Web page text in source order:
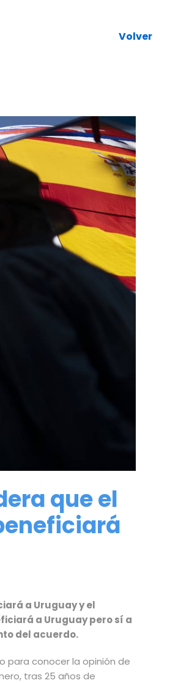
Volver
que el
a Uruguay y el
a Uruguay pero sí a
del acuerdo.
para conocer la opinión de
tras 25 años de